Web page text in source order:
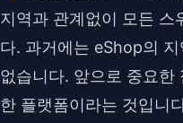
지역과 관계없이 모든 스
다. 과거에는 eShop의
없습니다. 앞으로 중요한
한 플랫폼이라는 것입니